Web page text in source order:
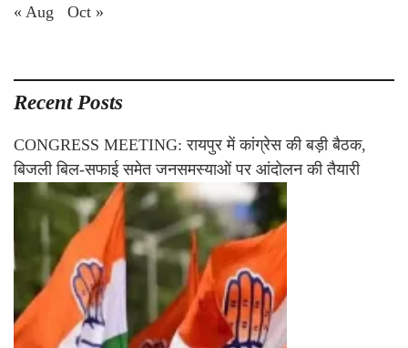
« Aug Oct »
Recent Posts
CONGRESS MEETING: रायपुर में कांग्रेस की बड़ी बैठक,
बिजली बिल-सफाई समेत जनसमस्याओं पर आंदोलन की तैयारी